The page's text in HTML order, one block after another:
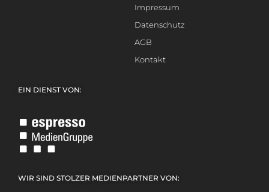
Impressum
Datenschutz
AGB
Kontakt
EIN DIENST VON:
WIR SIND STOLZER MEDIENPARTNER VON: